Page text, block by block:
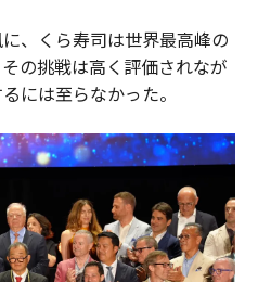
、くら寿司は世界最高峰の
の挑戦は高く評価されなが
には至らなかった。